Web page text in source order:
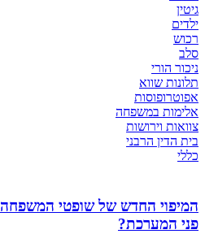
גיטין
ילדים
רכוש
סלב
ניכור הורי
תלונות שווא
אפוטרופוסות
אלימות במשפחה
צוואות וירושות
בית הדין הרבני
כללי
המיפוי החדש של שופטי
פני המערכת?